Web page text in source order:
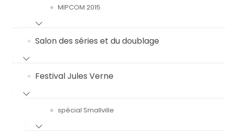
MIPCOM 2015
Salon des séries et du doublage
Festival Jules Verne
spécial Smallville